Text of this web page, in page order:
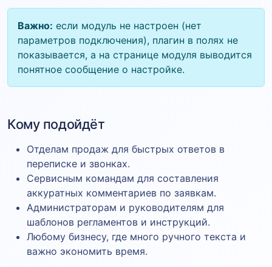
Важно: если модуль не настроен (нет
параметров подключения), плагин в полях не
показывается, а на странице модуля выводится
понятное сообщение о настройке.
Кому подойдёт
Отделам продаж для быстрых ответов в
переписке и звонках.
Сервисным командам для составления
аккуратных комментариев по заявкам.
Администраторам и руководителям для
шаблонов регламентов и инструкций.
Любому бизнесу, где много ручного текста и
важно экономить время.